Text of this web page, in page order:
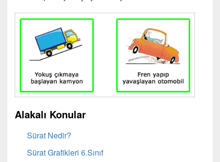
Alakalı Konular
Sürat Nedir?
Sürat Grafikleri 6.Sınıf